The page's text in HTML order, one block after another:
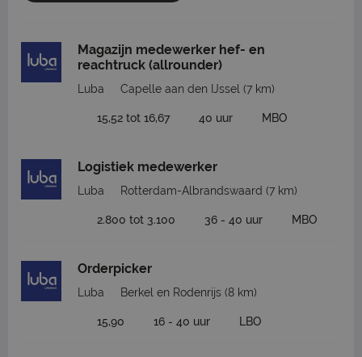
Magazijn medewerker hef- en
reachtruck (allrounder)
Luba Capelle aan den IJssel (7 km)
15,52 tot 16,67 40 uur MBO
Logistiek medewerker
Luba Rotterdam-Albrandswaard (7 km)
2.800 tot 3.100 36 - 40 uur MBO
Orderpicker
Luba Berkel en Rodenrijs (8 km)
15,90 16 - 40 uur LBO